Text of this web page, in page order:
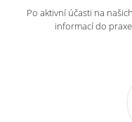
Po aktivní účasti na
informací do